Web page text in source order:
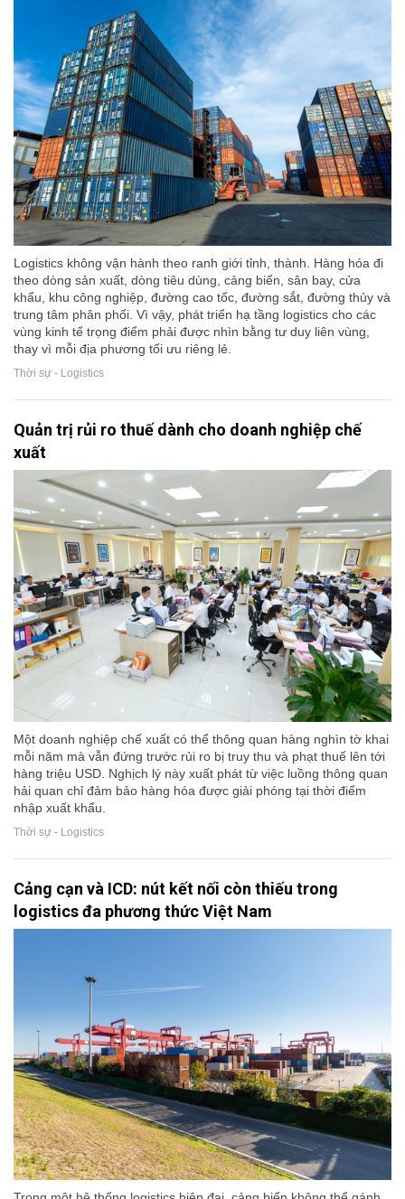
Logistics không vận hành theo ranh giới tỉnh, thành. Hàng hóa đi
theo dòng sản xuất, dòng tiêu dùng, cảng biển, sân bay, cửa
khẩu, khu công nghiệp, đường cao tốc, đường sắt, đường thủy và
trung tâm phân phối. Vì vậy, phát triển hạ tầng logistics cho các
vùng kinh tế trọng điểm phải được nhìn bằng tư duy liên vùng,
thay vì mỗi địa phương tối ưu riêng lẻ.
Thời sự - Logistics
Quản trị rủi ro thuế dành cho doanh nghiệp chế
xuất
Một doanh nghiệp chế xuất có thể thông quan hàng nghìn tờ khai
mỗi năm mà vẫn đứng trước rủi ro bị truy thu và phạt thuế lên tới
hàng triệu USD. Nghịch lý này xuất phát từ việc luồng thông quan
hải quan chỉ đảm bảo hàng hóa được giải phóng tại thời điểm
nhập xuất khẩu.
Thời sự - Logistics
Cảng cạn và ICD: nút kết nối còn thiếu trong
logistics đa phương thức Việt Nam